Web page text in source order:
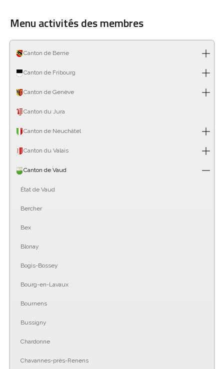
Menu activités des membres
Canton de Berne
Canton de Fribourg
Canton de Genève
Canton du Jura
Canton de Neuchâtel
Canton du Valais
Canton de Vaud
État de Vaud
Bercher
Bex
Blonay
Bogis-Bossey
Bourg-en-Lavaux
Bournens
Bussigny
Chardonne
Chavannes-près-Renens